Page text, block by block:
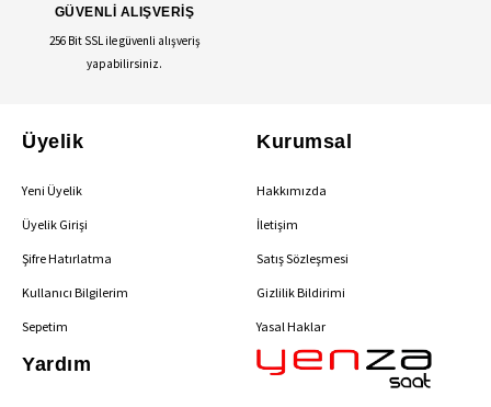
GÜVENLİ ALIŞVERİŞ
256 Bit SSL ile güvenli alışveriş
yapabilirsiniz.
Üyelik
Yeni Üyelik
Üyelik Girişi
Şifre Hatırlatma
Kullanıcı Bilgilerim
Sepetim
Kurumsal
Hakkımızda
İletişim
Satış Sözleşmesi
Gizlilik Bildirimi
Yasal Haklar
Yardım